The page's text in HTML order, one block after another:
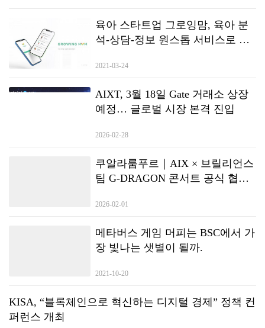
육아 스타트업 그로잉맘, 육아 분
석-상담-정보 원스톱 서비스로 새
2021-03-24
AIXT, 3월 18일 Gate 거래소 상장
예정… 글로벌 시장 본격 진입
2026-02-28
쿠알라룸푸르｜AIX × 브릴리언스
팀 G-DRAGON 콘서트 공식 협업
2026-02-01
메타버스 게임 머피는 BSC에서 가
장 빛나는 샛별이 될까.
2021-10-20
KISA, “블록체인으로 혁신하는 디지털 경제” 정책 컨
퍼런스 개최